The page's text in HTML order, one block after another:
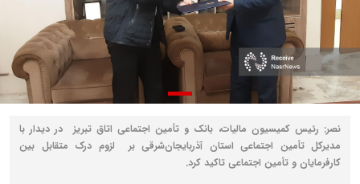
نصر: رئیس کمیسیون مالیات، بانک و تأمین اجتماعی اتاق تبریز در دیدار با
مدیرکل تأمین اجتماعی استان آذربایجان‌شرقی بر لزوم درک متقابل بین
کارفرمایان و تأمین اجتماعی تاکید کرد.